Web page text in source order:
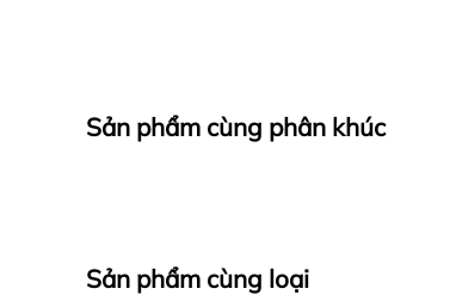
Sản phẩm cùng phân khúc
Sản phẩm cùng loại